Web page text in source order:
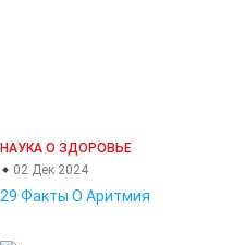
НАУКА О ЗДОРОВЬЕ
02 Дек 2024
29 Факты О Аритмия